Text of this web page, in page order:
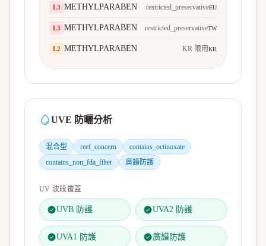
L3 METHYLPARABEN restricted_preservativeEU
L3 METHYLPARABEN restricted_preservativeTW
L2 METHYLPARABEN KR 限用KR
UVE 防曬分析
混合型 reef_concern
contains_octinoxate
contains_non_fda_filter
廣譜防護
UV 波段覆蓋
UVB 防護 UVA2 防護
UVA1 防護 廣譜防護